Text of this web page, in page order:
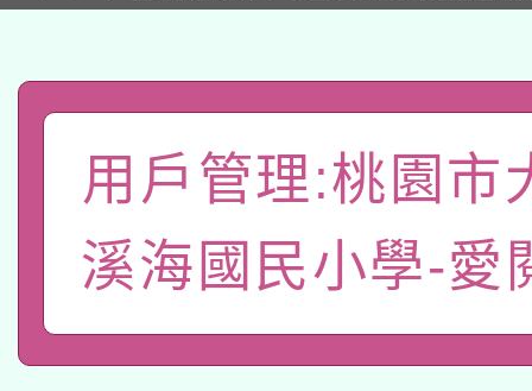
招)
礎課程
A3數位素養講師名單
「數位內容與教學軟體
pilot」
有關大陸委員會函釋公
薪期間赴陸應申請許可
轉知經濟部水利署委託
業技術研究院辦理「
115年8月22日(星期六
用戶管理:桃園市
溪海國民小學-愛